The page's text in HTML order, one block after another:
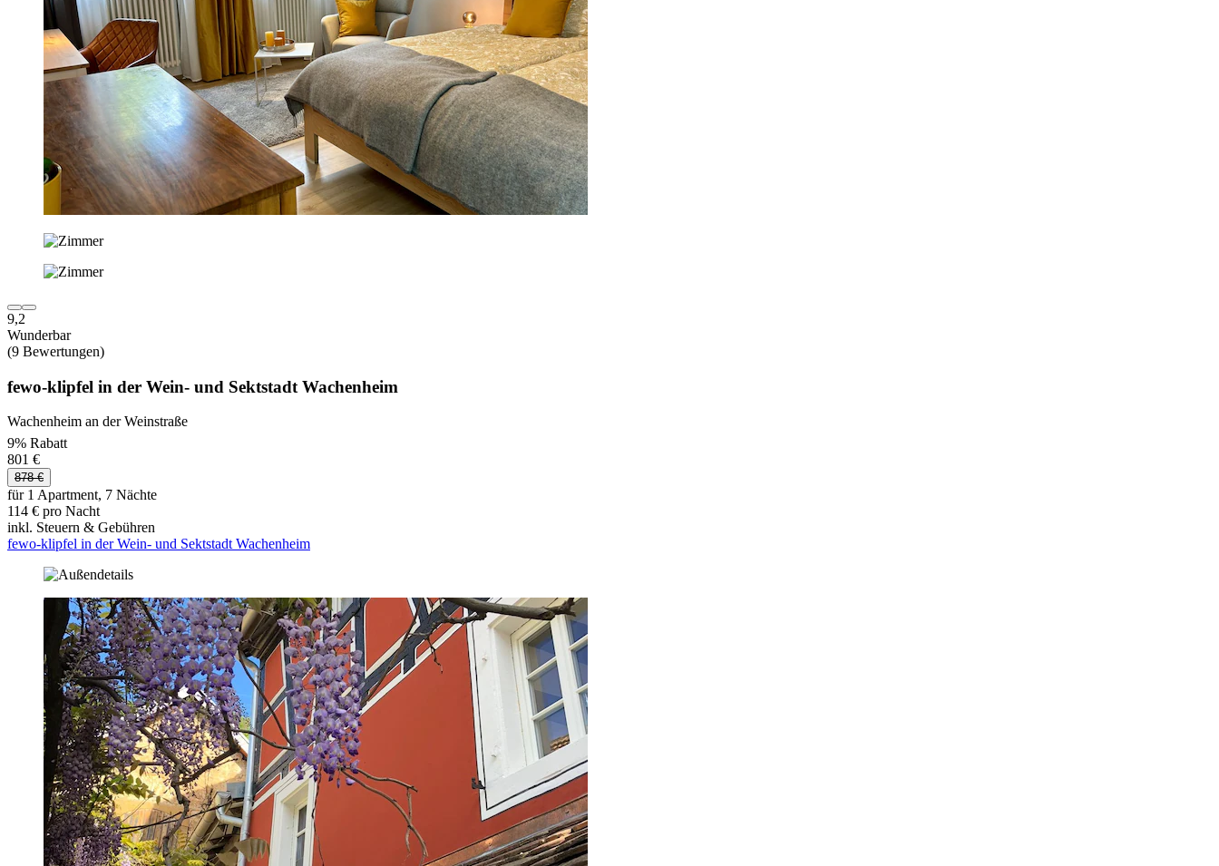
9,2
Wunderbar
(9 Bewertungen)
fewo-klipfel in der Wein- und Sektstadt Wachenheim
Wachenheim an der Weinstraße
9% Rabatt
801 €
878 €
für 1 Apartment, 7 Nächte
114 € pro Nacht
inkl. Steuern & Gebühren
fewo-klipfel in der Wein- und Sektstadt Wachenheim